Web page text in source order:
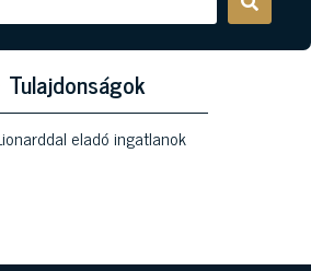
Tulajdonságok
eladó ingatlanok